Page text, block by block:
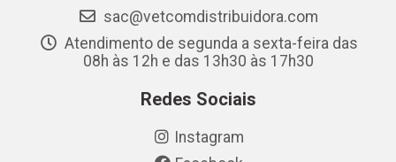
sac@vetcomdistribuidora.com
Atendimento de segunda a sexta-feira das
08h às 12h e das 13h30 às 17h30
Redes Sociais
Instagram